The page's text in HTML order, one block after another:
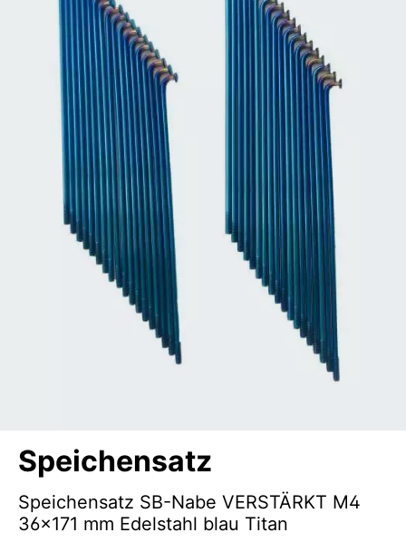
Speichensatz
Speichensatz SB-Nabe VERSTÄRKT M4
36x171 mm Edelstahl blau Titan